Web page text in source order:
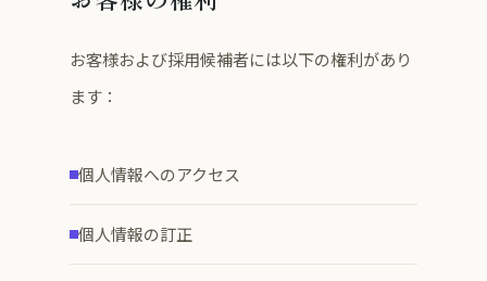
お客様および採用候補者には以下の権利があり
ます：
個人情報へのアクセス
個人情報の訂正